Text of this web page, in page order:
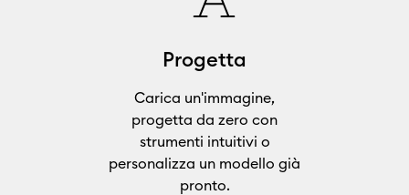
Progetta
Carica un'immagine,
progetta da zero con
strumenti intuitivi o
personalizza un modello già
pronto.